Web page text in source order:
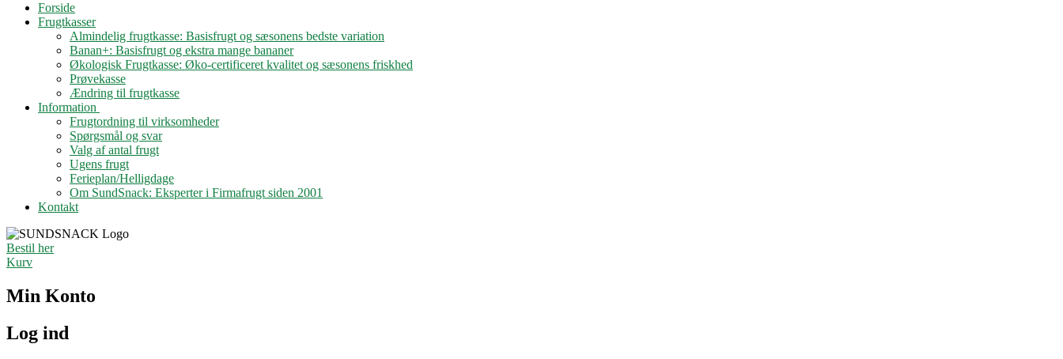
Forside
Frugtkasser
Almindelig frugtkasse: Basisfrugt og sæsonens bedste variation
Banan+: Basisfrugt og ekstra mange bananer
Økologisk Frugtkasse: Øko-certificeret kvalitet og sæsonens friskhed
Prøvekasse
Ændring til frugtkasse
Information
Frugtordning til virksomheder
Spørgsmål og svar
Valg af antal frugt
Ugens frugt
Ferieplan/Helligdage
Om SundSnack: Eksperter i Firmafrugt siden 2001
Kontakt
Bestil her
Kurv
Min Konto
Log ind